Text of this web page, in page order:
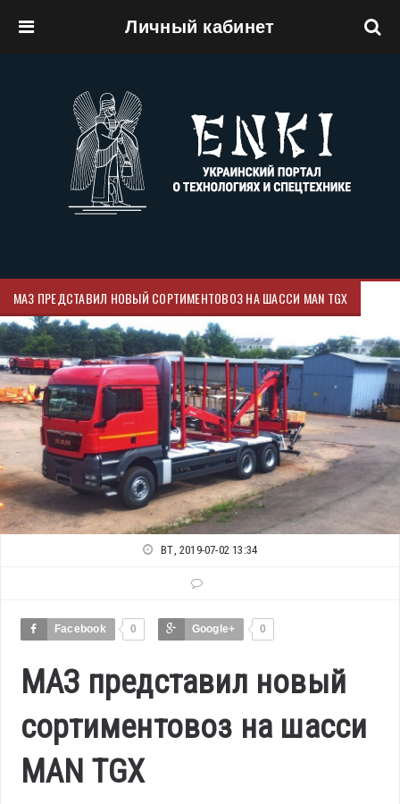
Личный кабинет
МАЗ ПРЕДСТАВИЛ НОВЫЙ СОРТИМЕНТОВОЗ НА ШАССИ MAN TGX
ВТ, 2019-07-02 13:34
Facebook 0 Google+ 0
МАЗ представил новый
сортиментовоз на шасси
MAN TGX